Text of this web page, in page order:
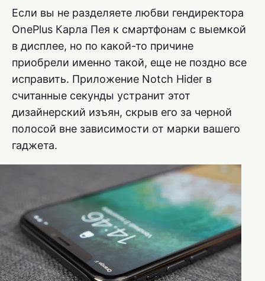
Если вы не разделяете любви гендиректора
OnePlus Карла Пея к смартфонам с выемкой
в дисплее, но по какой-то причине
приобрели именно такой, еще не поздно все
исправить. Приложение Notch Hider в
считанные секунды устранит этот
дизайнерский изъян, скрыв его за черной
полосой вне зависимости от марки вашего
гаджета.